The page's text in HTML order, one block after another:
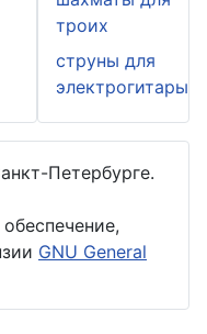
троих
струны для
электрогитары
Петербурге.
GNU General